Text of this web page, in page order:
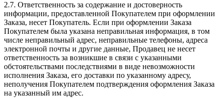
2.7. Ответственность за содержание и достоверность
информации, предоставленной Покупателем при оформлении
Заказа, несет Покупатель. Если при оформлении Заказа
Покупателем была указана неправильная информация, в том
числе неправильный адрес, неправильные телефоны, адреса
электронной почты и другие данные, Продавец не несет
ответственность за возникшие в связи с указанными
обстоятельствами последствиями в виде невозможности
исполнения Заказа, его доставки по указанному адресу,
неполучения Покупателем подтверждения оформления Заказа
на указанный им адрес.